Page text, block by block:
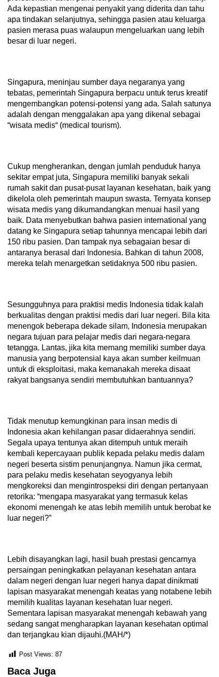
Ada kepastian mengenai penyakit yang diderita dan tahu
apa tindakan selanjutnya, sehingga pasien atau keluarga
pasien merasa puas walaupun mengeluarkan uang lebih
besar di luar negeri.
Singapura, meninjau sumber daya negaranya yang
tebatas, pemerintah Singapura berpacu untuk terus kreatif
mengembangkan potensi-potensi yang ada. Salah satunya
adalah dengan menggalakan apa yang dikenal sebagai
“wisata medis“ (medical tourism).
Cukup mengherankan, dengan jumlah penduduk hanya
sekitar empat juta, Singapura memiliki banyak sekali
rumah sakit dan pusat-pusat layanan kesehatan, baik yang
dikelola oleh pemerintah maupun swasta. Ternyata konsep
wisata medis yang dikumandangkan menuai hasil yang
baik. Data menyebutkan bahwa pasien international yang
datang ke Singapura setiap tahunnya mencapai lebih dari
150 ribu pasien. Dan tampak nya sebagaian besar di
antaranya berasal dari Indonesia. Bahkan di tahun 2008,
mereka telah menargetkan setidaknya 500 ribu pasien.
Sesungguhnya para praktisi medis Indonesia tidak kalah
berkualitas dengan praktisi medis dari luar negeri. Bila kita
menengok beberapa dekade silam, Indonesia merupakan
negara tujuan para pelajar medis dari negara-negara
tetangga. Lantas, jika kita memang memiliki sumber daya
manusia yang berpotensial kaya akan sumber keilmuan
untuk di eksploitasi, maka kemanakah mereka disaat
rakyat bangsanya sendiri membutuhkan bantuannya?
Tidak menutup kemungkinan para insan medis di
Indonesia akan kehilangan pasar didaerahnya sendiri.
Segala upaya tentunya akan ditempuh untuk meraih
kembali kepercayaan publik kepada pelaku medis dalam
negeri beserta sistim penunjangnya. Namun jika cermat,
para pelaku medis kesehatan seyogyanya lebih
mengkoreksi dan mengintrospeksi diri dengan pertanyaan
retorika: “mengapa masyarakat yang termasuk kelas
ekonomi menengah ke atas lebih memilih untuk berobat ke
luar negeri?”
Lebih disayangkan lagi, hasil buah prestasi gencarnya
persaingan peningkatkan pelayanan kesehatan antara
dalam negeri dengan luar negeri hanya dapat dinikmati
lapisan masyarakat menengah keatas yang notabene lebih
memilih kualitas layanan kesehatan luar negeri.
Sementara lapisan masyarakat menengah kebawah yang
sedang sangat mengharapkan layanan kesehatan optimal
dan terjangkau kian dijauhi.(MAH/*)
Post Views: 87
Baca Juga